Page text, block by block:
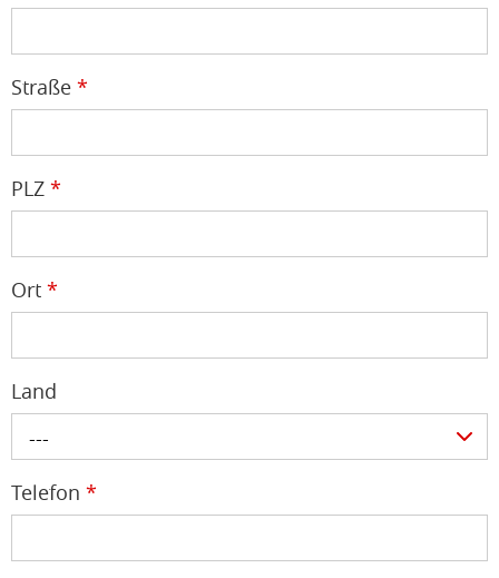
Straße *
PLZ *
Ort *
Land
---
Telefon *